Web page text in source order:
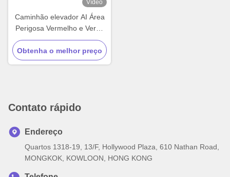
Vídeo
Caminhão elevador AI Área
Perigosa Vermelho e Verde
Cor Luz Ponto Cego
Proximidade Detecção
Sistema de colisão
Obtenha o melhor preço
Contato rápido
Endereço
Quartos 1318-19, 13/F, Hollywood Plaza, 610 Nathan Road,
MONGKOK, KOWLOON, HONG KONG